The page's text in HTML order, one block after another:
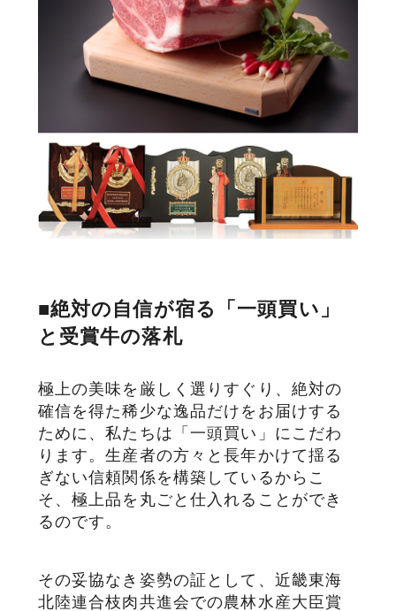
■絶対の自信が宿る「一頭買い」
と受賞牛の落札
極上の美味を厳しく選りすぐり、絶対の
確信を得た稀少な逸品だけをお届けする
ために、私たちは「一頭買い」にこだわ
ります。生産者の方々と長年かけて揺る
ぎない信頼関係を構築しているからこ
そ、極上品を丸ごと仕入れることができ
るのです。
その妥協なき姿勢の証として、近畿東海
北陸連合枝肉共進会での農林水産大臣賞